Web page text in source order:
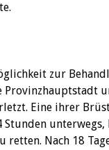
zur
Eine ihrer
retten. Nach 18